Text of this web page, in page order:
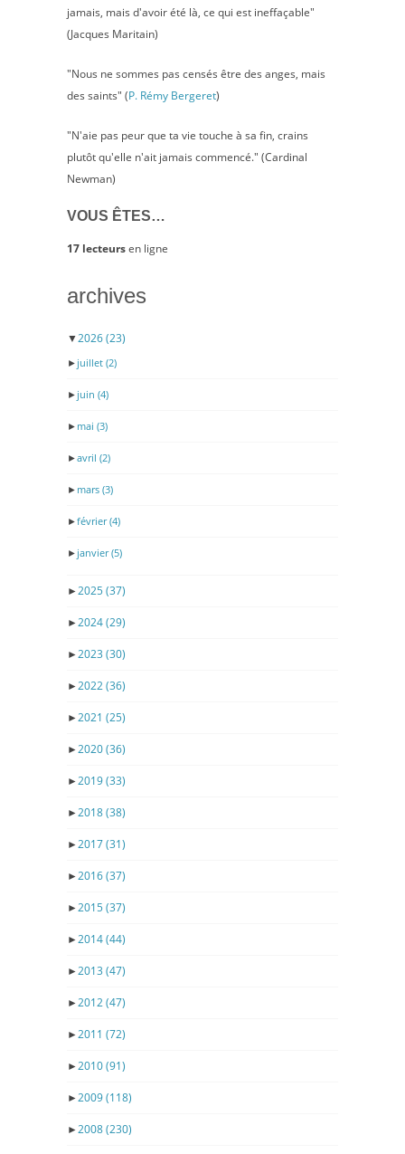
jamais, mais d'avoir été là, ce qui est ineffaçable"
(Jacques Maritain)
"Nous ne sommes pas censés être des anges, mais
des saints" (P. Rémy Bergeret)
"N'aie pas peur que ta vie touche à sa fin, crains
plutôt qu'elle n'ait jamais commencé." (Cardinal
Newman)
VOUS ÊTES…
17 lecteursen ligne
archives
▼2026(23)
► juillet (2)
► juin (4)
► mai (3)
►avril (2)
► mars (3)
►février(4)
► janvier(5)
►2025(37)
►2024(29)
►2023 (30)
►2022(36)
►2021 (25)
►2020(36)
►2019(33)
►2018(38)
►2017(31)
►2016(37)
►2015(37)
►2014(44)
►2013 (47)
►2012(47)
►2011 (72)
►2010(91)
►2009(118)
►2008(230)